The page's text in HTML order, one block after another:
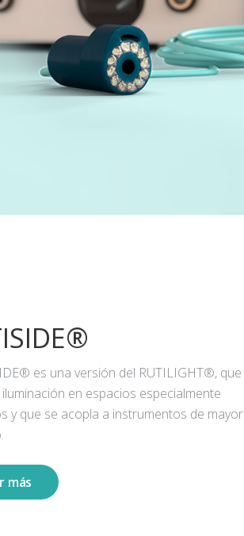
es una versión del RUTILIGHT®, que
en espacios especialmente
y que se acopla a instrumentos de mayor
más